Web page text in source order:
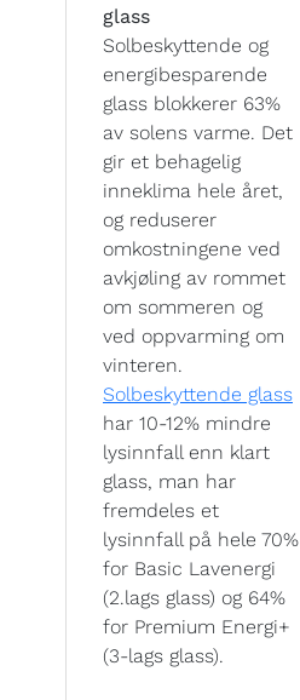
glass
Solbeskyttende og
energibesparende
glass blokkerer 63%
av solens varme. Det
gir et behagelig
inneklima hele året,
og reduserer
omkostningene ved
avkjøling av rommet
om sommeren og
ved oppvarming om
vinteren.
Solbeskyttende glass
har 10-12% mindre
lysinnfall enn klart
glass, man har
fremdeles et
lysinnfall på hele 70%
for Basic Lavenergi
(2.lags glass) og 64%
for Premium Energi+
(3-lags glass).